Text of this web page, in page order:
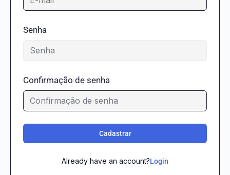
Senha
Confirmação de senha
Cadastrar
Already have an account?Login